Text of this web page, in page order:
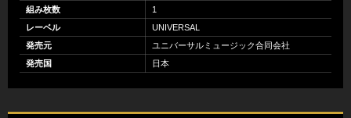
組み枚数
1
レーベル
UNIVERSAL
発売元
ユニバーサルミュージック合同会社
発売国
日本